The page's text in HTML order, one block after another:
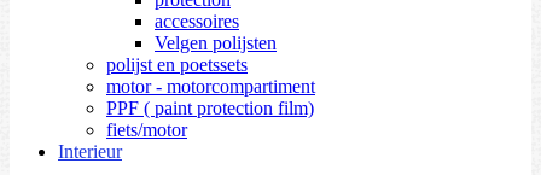
accessoires
Velgen polijsten
polijst en poetssets
motor - motorcompartiment
PPF ( paint protection film)
fiets/motor
Interieur